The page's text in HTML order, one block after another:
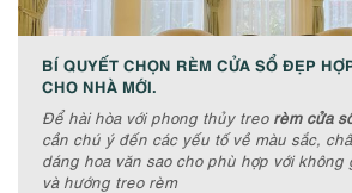
BÍ QUYẾT CHỌN RÈM CỬA SỔ ĐẸP
CHO NHÀ MỚI.
Để hài hòa với phong thủy treo rèm cửa
cần chú ý đến các yếu tố về màu sắc,
dáng hoa văn sao cho phù hợp với
và hướng treo rèm